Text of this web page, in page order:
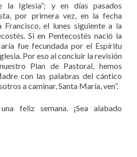
la Iglesia”; y en días pasados
por primera vez, en la fecha
Francisco, el lunes siguiente a la
Si en Pentecostés nació la
fue fecundada por el Espíritu
Por eso al concluir la revisión
Plan de Pastoral, hemos
con las palabras del cántico
a caminar, Santa María, ven”.
feliz semana. ¡Sea alabado